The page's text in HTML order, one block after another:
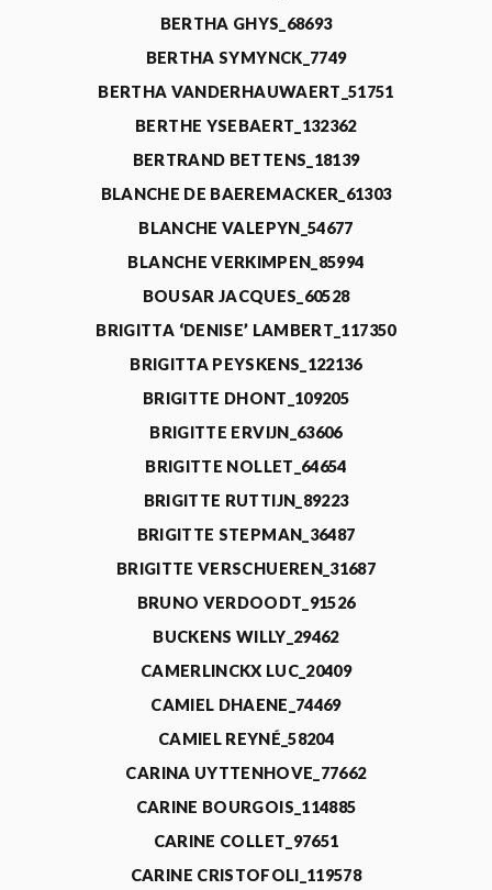
BERTHA GHYS_68693
BERTHA SYMYNCK_7749
BERTHA VANDERHAUWAERT_51751
BERTHE YSEBAERT_132362
BERTRAND BETTENS_18139
BLANCHE DE BAEREMACKER_61303
BLANCHE VALEPYN_54677
BLANCHE VERKIMPEN_85994
BOUSAR JACQUES_60528
BRIGITTA ‘DENISE’ LAMBERT_117350
BRIGITTA PEYSKENS_122136
BRIGITTE DHONT_109205
BRIGITTE ERVIJN_63606
BRIGITTE NOLLET_64654
BRIGITTE RUTTIJN_89223
BRIGITTE STEPMAN_36487
BRIGITTE VERSCHUEREN_31687
BRUNO VERDOODT_91526
BUCKENS WILLY_29462
CAMERLINCKX LUC_20409
CAMIEL DHAENE_74469
CAMIEL REYNÉ_58204
CARINA UYTTENHOVE_77662
CARINE BOURGOIS_114885
CARINE COLLET_97651
CARINE CRISTOFOLI_119578